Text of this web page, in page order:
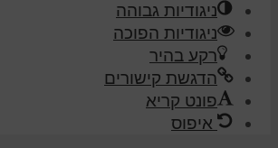
ניגודיות גבוהה
ניגודיות הפוכה
רקע בהיר
הדגשת קישורים
פונט קריא
איפוס